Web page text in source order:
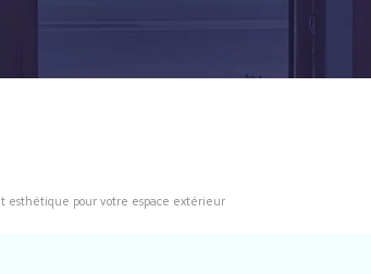
esthétique pour votre espace extérieur